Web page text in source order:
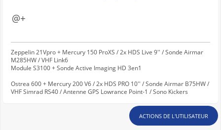
@+
Zeppelin 21Vpro + Mercury 150 ProXS / 2x HDS Live 9'' / Sonde Airmar
M285HW / VHF Link6
Module S3100 + Sonde Active Imaging HD 3en1
Ostrea 600 + Mercury 200 V6 / 2x HDS PRO 10'' / Sonde Airmar B75HW /
VHF Simrad RS40 / Antenne GPS Lowrance Point-1 / Sono Kickers
ACTIONS DE L'UTILISATEUR